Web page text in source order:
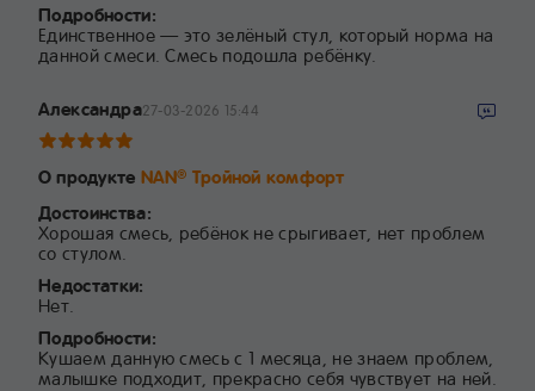
Подробности:
Единственное — это зелёный стул, который норма на
данной смеси. Смесь подошла ребёнку.
Александра27-03-2026 15:44
О продукте NAN® Тройной комфорт
Достоинства:
Хорошая смесь, ребёнок не срыгивает, нет проблем
со стулом.
Недостатки:
Нет.
Подробности:
Кушаем данную смесь с 1 месяца, не знаем проблем,
малышке подходит, прекрасно себя чувствует на ней.